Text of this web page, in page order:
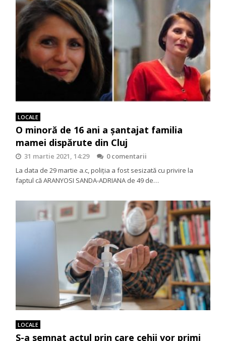
LOCALE
O minoră de 16 ani a șantajat familia
mamei dispărute din Cluj
31 martie 2021, 14:29
0 comentarii
La data de 29 martie a.c, poliția a fost sesizată cu privire la
faptul că ARANYOSI SANDA-ADRIANA de 49 de…
LOCALE
S-a semnat actul prin care cehii vor primi